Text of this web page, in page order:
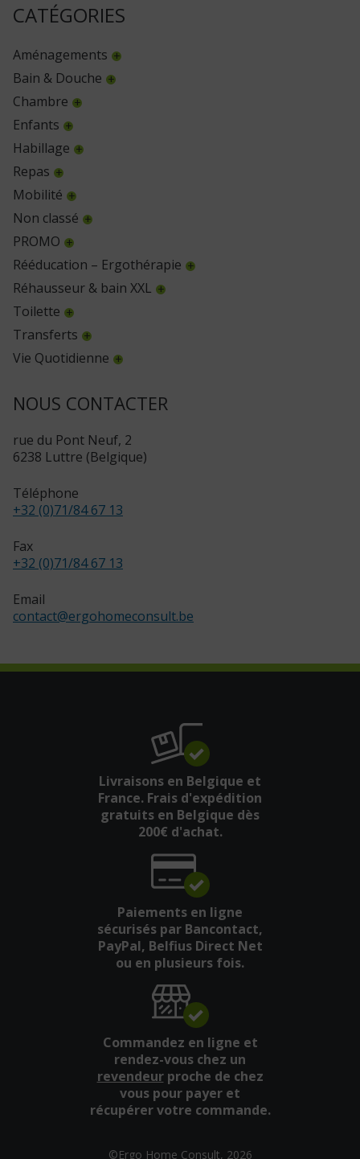
CATÉGORIES
Aménagements
Bain & Douche
Chambre
Enfants
Habillage
Repas
Mobilité
Non classé
PROMO
Rééducation – Ergothérapie
Réhausseur & bain XXL
Toilette
Transferts
Vie Quotidienne
NOUS CONTACTER
rue du Pont Neuf, 2
6238 Luttre (Belgique)
Téléphone
+32 (0)71/84 67 13
Fax
+32 (0)71/84 67 13
Email
contact@ergohomeconsult.be
Livraisons en Belgique et
France. Frais d'expédition
gratuits en Belgique dès
200€ d'achat.
Paiements en ligne
sécurisés par Bancontact,
PayPal, Belfius Direct Net
ou en plusieurs fois.
Commandez en ligne et
rendez-vous chez un
revendeurproche de chez
vous pour payer et
récupérer votre commande.
©Ergo Home Consult, 2026